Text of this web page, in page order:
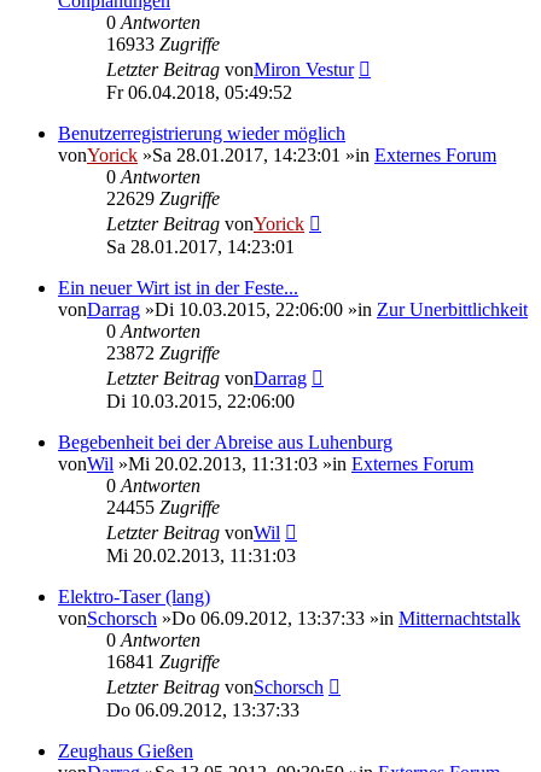
0 Antworten
16933 Zugriffe
Letzter Beitrag vonMiron Vestur
Fr 06.04.2018, 05:49:52
Benutzerregistrierung wieder möglich
vonYorick »Sa 28.01.2017, 14:23:01 »in Externes Forum
0 Antworten
22629 Zugriffe
Letzter Beitrag vonYorick
Sa 28.01.2017, 14:23:01
Ein neuer Wirt ist in der Feste...
vonDarrag »Di 10.03.2015, 22:06:00 »in Zur Unerbittlichkeit
0 Antworten
23872 Zugriffe
Letzter Beitrag vonDarrag
Di 10.03.2015, 22:06:00
Begebenheit bei der Abreise aus Luhenburg
vonWil »Mi 20.02.2013, 11:31:03 »in Externes Forum
0 Antworten
24455 Zugriffe
Letzter Beitrag vonWil
Mi 20.02.2013, 11:31:03
Elektro-Taser (lang)
vonSchorsch »Do 06.09.2012, 13:37:33 »in Mitternachtstalk
0 Antworten
16841 Zugriffe
Letzter Beitrag vonSchorsch
Do 06.09.2012, 13:37:33
Zeughaus Gießen